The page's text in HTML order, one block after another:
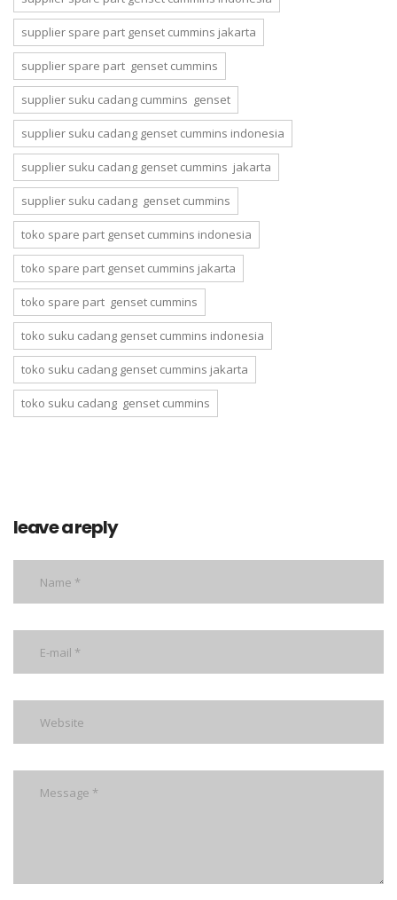
supplier spare part genset cummins jakarta
supplier spare part genset cummins
supplier suku cadang cummins genset
supplier suku cadang genset cummins indonesia
supplier suku cadang genset cummins jakarta
supplier suku cadang genset cummins
toko spare part genset cummins indonesia
toko spare part genset cummins jakarta
toko spare part genset cummins
toko suku cadang genset cummins indonesia
toko suku cadang genset cummins jakarta
toko suku cadang genset cummins
leave a reply